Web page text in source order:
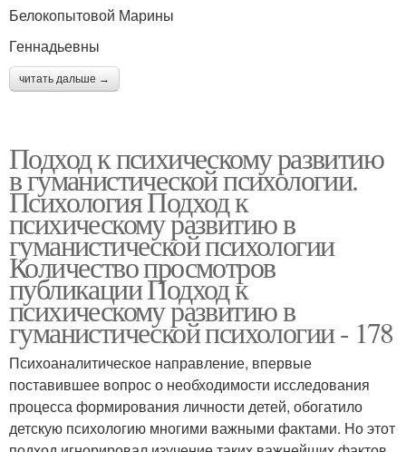
Белокопытовой Марины
Геннадьевны
читать дальше →
Подход к психическому развитию
в гуманистической психологии.
Психология Подход к
психическому развитию в
гуманистической психологии
Количество просмотров
публикации Подход к
психическому развитию в
гуманистической психологии - 178
Психоаналитическое направление, впервые
поставившее вопрос о необходимости исследования
процесса формирования личности детей, обогатило
детскую психологию многими важными фактами. Но этот